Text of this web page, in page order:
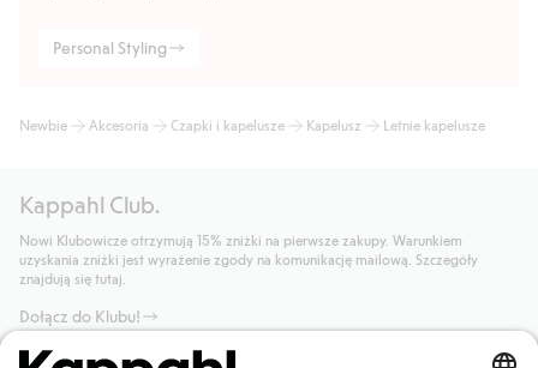
Personal Styling
Newbie Akcesoria Czapki i kapelusze Kapelusz Letnie kapelusze
Kappahl Club.
Nowi Klubowicze otrzymują 15% zniżki na pierwsze zakupy. Warunkiem
uzyskania zniżki jest wyrażenie zgody na komunikację mailową. Szczegóły
znajdują się tutaj.
Dołącz do Klubu!